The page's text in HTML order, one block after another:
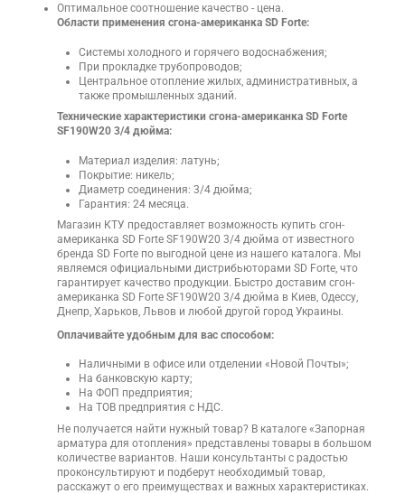
Оптимальное соотношение качество - цена.
Области применения сгона-американка SD Forte:
Системы холодного и горячего водоснабжения;
При прокладке трубопроводов;
Центральное отопление жилых, административных, а
также промышленных зданий.
Технические характеристики сгона-американка SD Forte
SF190W20 3/4 дюйма:
Материал изделия: латунь;
Покрытие: никель;
Диаметр соединения: 3/4 дюйма;
Гарантия: 24 месяца.
Магазин КТУ предоставляет возможность купить сгон-
американка SD Forte SF190W20 3/4 дюйма от известного
бренда SD Forte по выгодной цене из нашего каталога. Мы
являемся официальными дистрибьюторами SD Forte, что
гарантирует качество продукции. Быстро доставим сгон-
американка SD Forte SF190W20 3/4 дюйма в Киев, Одессу,
Днепр, Харьков, Львов и любой другой город Украины.
Оплачивайте удобным для вас способом:
Наличными в офисе или отделении «Новой Почты»;
На банковскую карту;
На ФОП предприятия;
На ТОВ предприятия с НДС.
Не получается найти нужный товар? В каталоге «Запорная
арматура для отопления» представлены товары в большом
количестве вариантов. Наши консультанты с радостью
проконсультируют и подберут необходимый товар,
расскажут о его преимуществах и важных характеристиках.